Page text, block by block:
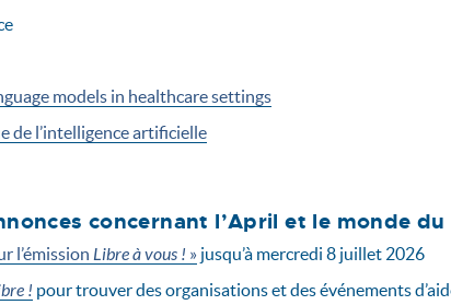
models in healthcare settings
de l’intelligence artificielle
concernant l’April et le monde
l’émission Libre à vous ! »jusqu’à mercredi 8 juillet 2026
! pour trouver des organisations et des événements